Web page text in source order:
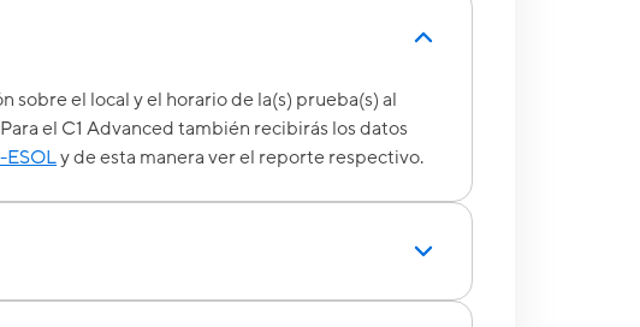
sobre el local y el horario de la(s) prueba(s) al
el C1 Advanced también recibirás los datos
ESOLy de esta manera ver el reporte respectivo.